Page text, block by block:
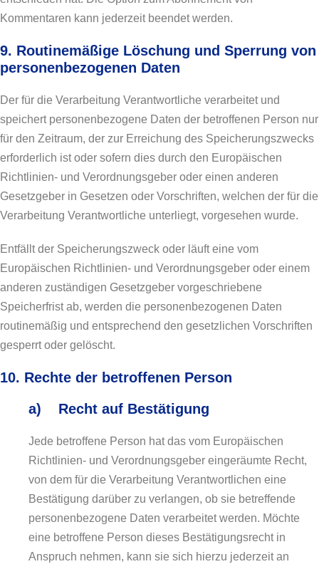
Kommentaren kann jederzeit beendet werden.
9. Routinemäßige Löschung und Sperrung von
personenbezogenen Daten
Der für die Verarbeitung Verantwortliche verarbeitet und
speichert personenbezogene Daten der betroffenen Person nur
für den Zeitraum, der zur Erreichung des Speicherungszwecks
erforderlich ist oder sofern dies durch den Europäischen
Richtlinien- und Verordnungsgeber oder einen anderen
Gesetzgeber in Gesetzen oder Vorschriften, welchen der für die
Verarbeitung Verantwortliche unterliegt, vorgesehen wurde.
Entfällt der Speicherungszweck oder läuft eine vom
Europäischen Richtlinien- und Verordnungsgeber oder einem
anderen zuständigen Gesetzgeber vorgeschriebene
Speicherfrist ab, werden die personenbezogenen Daten
routinemäßig und entsprechend den gesetzlichen Vorschriften
gesperrt oder gelöscht.
10. Rechte der betroffenen Person
a) Recht auf Bestätigung
Jede betroffene Person hat das vom Europäischen
Richtlinien- und Verordnungsgeber eingeräumte Recht,
von dem für die Verarbeitung Verantwortlichen eine
Bestätigung darüber zu verlangen, ob sie betreffende
personenbezogene Daten verarbeitet werden. Möchte
eine betroffene Person dieses Bestätigungsrecht in
Anspruch nehmen, kann sie sich hierzu jederzeit an